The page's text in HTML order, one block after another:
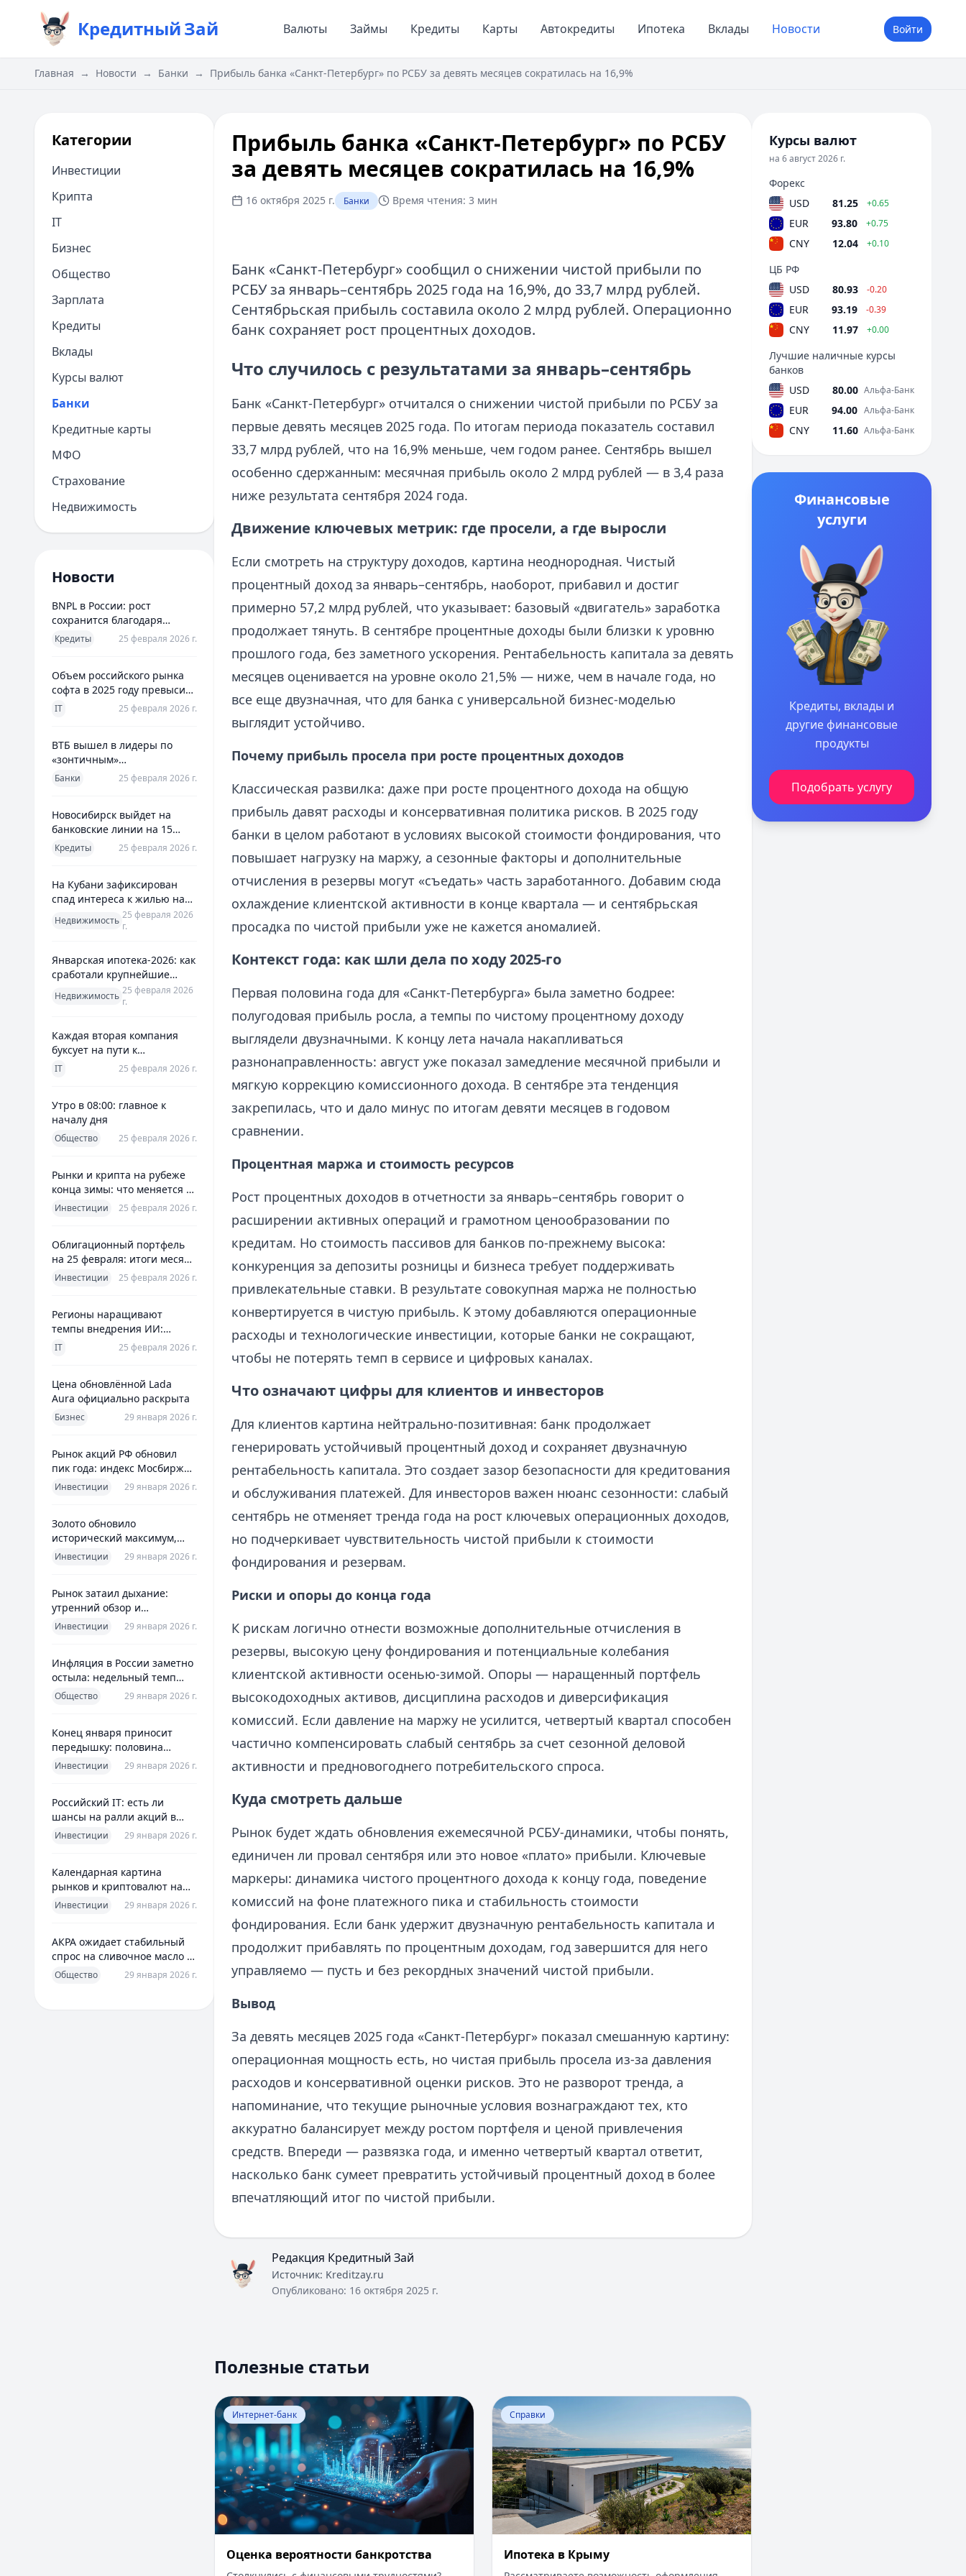
КредитныйЗай Валюты Займы Кредиты Карты Автокредиты Ипотека Вклады Новости Войти
Главная → Новости → Банки → Прибыль банка «Санкт-Петербург» по РСБУ за девять месяцев сократилась на 16,9%
Категории
Инвестиции
Крипта
IT
Бизнес
Общество
Зарплата
Кредиты
Вклады
Курсы валют
Банки
Кредитные карты
МФО
Страхование
Недвижимость
Новости
BNPL в России: рост
сохранится благодаря
новым сценариям
использования
Кредиты 25 февраля 2026 г.
Объем российского рынка
софта в 2025 году превысил
800 млрд рублей
IT 25 февраля 2026 г.
ВТБ вышел в лидеры по
«зонтичным»
поручительствам для МСП
Банки 25 февраля 2026 г.
Новосибирск выйдет на
банковские линии на 15
млрд рублей для закрытия
дефицита
Кредиты 25 февраля 2026 г.
На Кубани зафиксирован
спад интереса к жилью на
Недвижимость 25 февраля 2026
г.
Январская ипотека-2026: как
сработали крупнейшие
банки и что это значит для
заемщиков
Недвижимость 25 февраля 2026
г.
Каждая вторая компания
буксует на пути к
полноценной ERP
IT 25 февраля 2026 г.
Утро в 08:00: главное к
началу дня
Общество 25 февраля 2026 г.
Рынки и крипта на рубеже
конца зимы: что меняется к
25 февраля 2026
Инвестиции 25 февраля 2026 г.
Облигационный портфель
на 25 февраля: итоги месяца
и планы на март
Инвестиции 25 февраля 2026 г.
Регионы наращивают
темпы внедрения ИИ:
главное из отраслевого
IT 25 февраля 2026 г.
Цена обновлённой Lada
Aura официально раскрыта
Бизнес 29 января 2026 г.
Рынок акций РФ обновил
пик года: индекс Мосбиржи
на новом максимуме 2026-го
Инвестиции 29 января 2026 г.
Золото обновило
исторический максимум,
превысив планку в $5600 за
Инвестиции 29 января 2026 г.
Рынок затаил дыхание:
утренний обзор и
ориентиры для инвесторов
Инвестиции 29 января 2026 г.
Инфляция в России заметно
остыла: недельный темп
упал более чем вдвое
Общество 29 января 2026 г.
Конец января приносит
передышку: половина
годовой цели ЦБ «сделана»
Инвестиции 29 января 2026 г.
Российский IT: есть ли
шансы на ралли акций в
2026 без опоры на ИИ
Инвестиции 29 января 2026 г.
Календарная картина
рынков и криптовалют на
четверг, 29 января 2026
Инвестиции 29 января 2026 г.
АКРА ожидает стабильный
спрос на сливочное масло в
2026 году
Общество 29 января 2026 г.
Прибыль банка «Санкт-Петербург» по РСБУ
за девять месяцев сократилась на 16,9%
16 октября 2025 г. Банки Время чтения: 3 мин
Банк «Санкт-Петербург» сообщил о снижении чистой прибыли по
РСБУ за январь–сентябрь 2025 года на 16,9%, до 33,7 млрд рублей.
Сентябрьская прибыль составила около 2 млрд рублей. Операционно
банк сохраняет рост процентных доходов.
Что случилось с результатами за январь–сентябрь
Банк «Санкт-Петербург» отчитался о снижении чистой прибыли по РСБУ за
первые девять месяцев 2025 года. По итогам периода показатель составил
33,7 млрд рублей, что на 16,9% меньше, чем годом ранее. Сентябрь вышел
особенно сдержанным: месячная прибыль около 2 млрд рублей — в 3,4 раза
ниже результата сентября 2024 года.
Движение ключевых метрик: где просели, а где выросли
Если смотреть на структуру доходов, картина неоднородная. Чистый
процентный доход за январь–сентябрь, наоборот, прибавил и достиг
примерно 57,2 млрд рублей, что указывает: базовый «двигатель» заработка
продолжает тянуть. В сентябре процентные доходы были близки к уровню
прошлого года, без заметного ускорения. Рентабельность капитала за девять
месяцев оценивается на уровне около 21,5% — ниже, чем в начале года, но
все еще двузначная, что для банка с универсальной бизнес-моделью
выглядит устойчиво.
Почему прибыль просела при росте процентных доходов
Классическая развилка: даже при росте процентного дохода на общую
прибыль давят расходы и консервативная политика рисков. В 2025 году
банки в целом работают в условиях высокой стоимости фондирования, что
повышает нагрузку на маржу, а сезонные факторы и дополнительные
отчисления в резервы могут «съедать» часть заработанного. Добавим сюда
охлаждение клиентской активности в конце квартала — и сентябрьская
просадка по чистой прибыли уже не кажется аномалией.
Контекст года: как шли дела по ходу 2025-го
Первая половина года для «Санкт-Петербурга» была заметно бодрее:
полугодовая прибыль росла, а темпы по чистому процентному доходу
выглядели двузначными. К концу лета начала накапливаться
разнонаправленность: август уже показал замедление месячной прибыли и
мягкую коррекцию комиссионного дохода. В сентябре эта тенденция
закрепилась, что и дало минус по итогам девяти месяцев в годовом
сравнении.
Процентная маржа и стоимость ресурсов
Рост процентных доходов в отчетности за январь–сентябрь говорит о
расширении активных операций и грамотном ценообразовании по
кредитам. Но стоимость пассивов для банков по-прежнему высока:
конкуренция за депозиты розницы и бизнеса требует поддерживать
привлекательные ставки. В результате совокупная маржа не полностью
конвертируется в чистую прибыль. К этому добавляются операционные
расходы и технологические инвестиции, которые банки не сокращают,
чтобы не потерять темп в сервисе и цифровых каналах.
Что означают цифры для клиентов и инвесторов
Для клиентов картина нейтрально-позитивная: банк продолжает
генерировать устойчивый процентный доход и сохраняет двузначную
рентабельность капитала. Это создает зазор безопасности для кредитования
и обслуживания платежей. Для инвесторов важен нюанс сезонности: слабый
сентябрь не отменяет тренда года на рост ключевых операционных доходов,
но подчеркивает чувствительность чистой прибыли к стоимости
фондирования и резервам.
Риски и опоры до конца года
К рискам логично отнести возможные дополнительные отчисления в
резервы, высокую цену фондирования и потенциальные колебания
клиентской активности осенью-зимой. Опоры — наращенный портфель
высокодоходных активов, дисциплина расходов и диверсификация
комиссий. Если давление на маржу не усилится, четвертый квартал способен
частично компенсировать слабый сентябрь за счет сезонной деловой
активности и предновогоднего потребительского спроса.
Куда смотреть дальше
Рынок будет ждать обновления ежемесячной РСБУ-динамики, чтобы понять,
единичен ли провал сентября или это новое «плато» прибыли. Ключевые
маркеры: динамика чистого процентного дохода к концу года, поведение
комиссий на фоне платежного пика и стабильность стоимости
фондирования. Если банк удержит двузначную рентабельность капитала и
продолжит прибавлять по процентным доходам, год завершится для него
управляемо — пусть и без рекордных значений чистой прибыли.
Вывод
За девять месяцев 2025 года «Санкт-Петербург» показал смешанную картину:
операционная мощность есть, но чистая прибыль просела из‑за давления
расходов и консервативной оценки рисков. Это не разворот тренда, а
напоминание, что текущие рыночные условия вознаграждают тех, кто
аккуратно балансирует между ростом портфеля и ценой привлечения
средств. Впереди — развязка года, и именно четвертый квартал ответит,
насколько банк сумеет превратить устойчивый процентный доход в более
впечатляющий итог по чистой прибыли.
Редакция Кредитный Зай
Источник: Kreditzay.ru
Опубликовано: 16 октября 2025 г.
Полезные статьи
Перейти к статье: Оценка вероятности банкротства
Интернет-банк
Оценка вероятности банкротства
Перейти к статье:
Справки
Ипотека в Крыму
Курсы валют
на 6 август 2026 г.
Форекс
USD
81.25 +0.65
EUR 93.80 +0.75
CNY 12.04 +0.10
ЦБ РФ
USD
80.93 -0.20
EUR 93.19 -0.39
CNY 11.97 +0.00
Лучшие наличные курсы
банков
USD
80.00 Альфа-Банк
EUR 94.00 Альфа-Банк
CNY 11.60 Альфа-Банк
Финансовые
услуги
Кредиты, вклады и
другие финансовые
продукты
Подобрать услугу